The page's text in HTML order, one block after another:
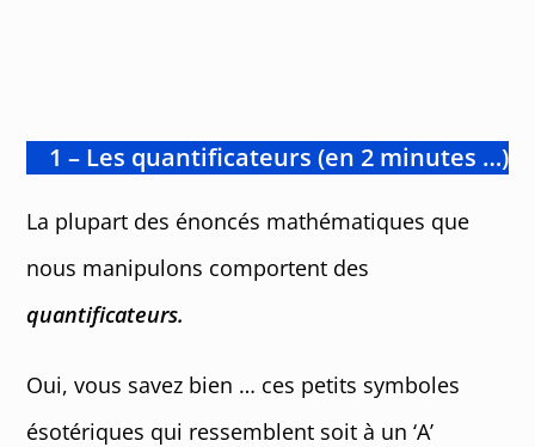
1 – Les quantificateurs (en 2 minutes …)
La plupart des énoncés mathématiques que
nous manipulons comportent des
quantificateurs.
Oui, vous savez bien … ces petits symboles
ésotériques qui ressemblent soit à un ‘A’